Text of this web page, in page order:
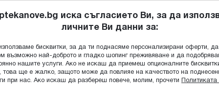
Търсене
ГРИЖА ЗА МАЙКАТА И ДЕТЕТО ХРАНИТЕЛНИ ДОБАВКИ
иска съгласието Ви, за да
личните Ви данни за:
бисквитки, за да ти поднасяме персонализирани оферти, да
възможно най-доброто и гладко шопинг преживяване и да
нашите услуги. Ако не искаш да приемеш опционалните
това ще е жалко, защото може да повлияе на качеството на
при нас. Ако искаш да разбереш повече, молим, прочети
Политиката